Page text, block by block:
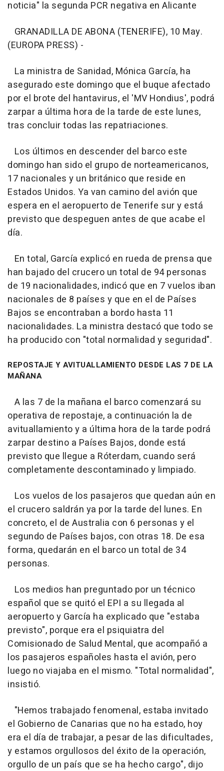
noticia" la segunda PCR negativa en Alicante
GRANADILLA DE ABONA (TENERIFE), 10 May.
(EUROPA PRESS) -
La ministra de Sanidad, Mónica García, ha
asegurado este domingo que el buque afectado
por el brote del hantavirus, el 'MV Hondius', podrá
zarpar a última hora de la tarde de este lunes,
tras concluir todas las repatriaciones.
Los últimos en descender del barco este
domingo han sido el grupo de norteamericanos,
17 nacionales y un británico que reside en
Estados Unidos. Ya van camino del avión que
espera en el aeropuerto de Tenerife sur y está
previsto que despeguen antes de que acabe el
día.
En total, García explicó en rueda de prensa que
han bajado del crucero un total de 94 personas
de 19 nacionalidades, indicó que en 7 vuelos iban
nacionales de 8 países y que en el de Países
Bajos se encontraban a bordo hasta 11
nacionalidades. La ministra destacó que todo se
ha producido con "total normalidad y seguridad".
REPOSTAJE Y AVITUALLAMIENTO DESDE LAS 7 DE LA
MAÑANA
A las 7 de la mañana el barco comenzará su
operativa de repostaje, a continuación la de
avituallamiento y a última hora de la tarde podrá
zarpar destino a Países Bajos, donde está
previsto que llegue a Róterdam, cuando será
completamente descontaminado y limpiado.
Los vuelos de los pasajeros que quedan aún en
el crucero saldrán ya por la tarde del lunes. En
concreto, el de Australia con 6 personas y el
segundo de Países bajos, con otras 18. De esa
forma, quedarán en el barco un total de 34
personas.
Los medios han preguntado por un técnico
español que se quitó el EPI a su llegada al
aeropuerto y García ha explicado que "estaba
previsto", porque era el psiquiatra del
Comisionado de Salud Mental, que acompañó a
los pasajeros españoles hasta el avión, pero
luego no viajaba en el mismo. "Total normalidad",
insistió.
"Hemos trabajado fenomenal, estaba invitado
el Gobierno de Canarias que no ha estado, hoy
era el día de trabajar, a pesar de las dificultades,
y estamos orgullosos del éxito de la operación,
orgullo de un país que se ha hecho cargo", dijo